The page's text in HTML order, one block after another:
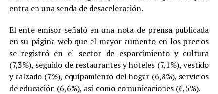
entra en una senda de desaceleración.
El ente emisor señaló en una nota de prensa publicada
en su página web que el mayor aumento en los precios
se registró en el sector de esparcimiento y cultura
(7,3%), seguido de restaurantes y hoteles (7,1%), vestido
y calzado (7%), equipamiento del hogar (6,8%), servicios
de educación (6,6%), así como comunicaciones (6,5%).